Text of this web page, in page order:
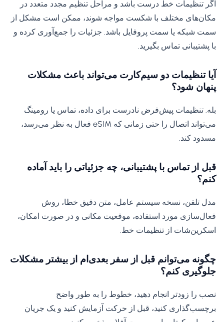
اگر تنظیمات خط درست باشد و مراحل تنظیم مجدد متعدد در
مکان‌های مختلف با شکست مواجه شوند، ممکن است مشکل از
سمت شبکه یا سمت پروفایل باشد. جزئیات را جمع‌آوری کرده و
با پشتیبانی تماس بگیرید.
آیا تنظیمات دو سیم‌کارت می‌تواند باعث مشکلات
پنهان شود؟
بله. تنظیمات پیش‌فرض نادرست برای داده، تماس یا رومینگ
می‌تواند اتصال را حتی زمانی که eSIM فعال به نظر می‌رسد،
مسدود کند.
قبل از تماس با پشتیبانی، چه جزئیاتی را باید آماده
کنم؟
مدل تلفن، نسخه سیستم عامل، متن دقیق خطا، روش
فعال‌سازی مورد استفاده، موقعیت مکانی و در صورت امکان،
اسکرین‌شات از تنظیمات خط.
چگونه می‌توانم قبل از سفر بعدی‌ام از بیشتر مشکلات
جلوگیری کنم؟
نصب را زودتر انجام دهید، خطوط را به طور واضح
برچسب‌گذاری کنید، قبل از حرکت آزمایش کنید و یک جریان